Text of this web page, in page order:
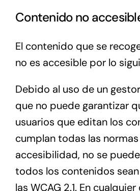
Contenido no
El contenido que se
no es accesible por lo
Debido al uso de un
que no puede garantizar
usuarios que editan los
cumplan todas las
accesibilidad, no se
todos los contenidos
las WCAG 2.1. En